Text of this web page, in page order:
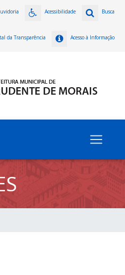
Busca
Acessibilidade
Acesso à Informação
da Transparência